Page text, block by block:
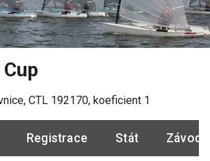
, CTL 192170, koeficient 1
Registrace Stát